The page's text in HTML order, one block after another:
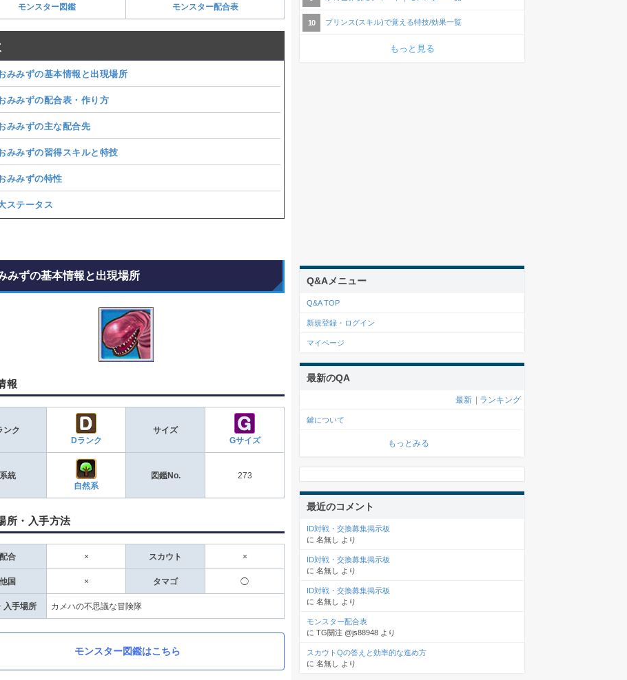
モンスター図鑑 モンスター配合表
みみずの基本情報と出現場所
みみずの配合表・作り方
みみずの主な配合先
みみずの習得スキルと特技
みみずの特性
ステータス
みずの基本情報と出現場所
報
ンク
Dランク
サイズ
Gサイズ
系統
自然系
図鑑No. 273
所・入手方法
配合 × スカウト ×
他国 × タマゴ ◯
入手場所 カメハの不思議な冒険隊
モンスター図鑑はこちら
プリンス(スキル)で覚える特技/効果一覧
もっと見る
Q&Aメニュー
Q&A TOP
新規登録・ログイン
マイページ
最新のQA
最新 ランキング
鍵について
もっとみる
最近のコメント
ID対戦・交換募集掲示板
に 名無し より
ID対戦・交換募集掲示板
に 名無し より
ID対戦・交換募集掲示板
に 名無し より
モンスター配合表
に TG關注 @js88948 より
スカウトQの答えと効率的な進め方
に 名無し より